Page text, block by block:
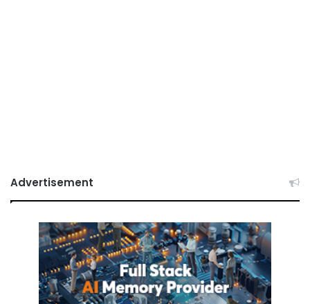
Advertisement